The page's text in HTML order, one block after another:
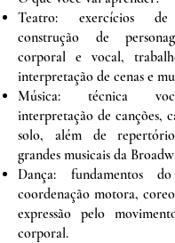
Teatro: exercícios de
construção de
corporal e vocal,
interpretação de cenas e
Música: técnica
interpretação de canções,
solo, além de
grandes musicais da
Dança: fundamentos
coordenação motora,
expressão pelo
corporal.